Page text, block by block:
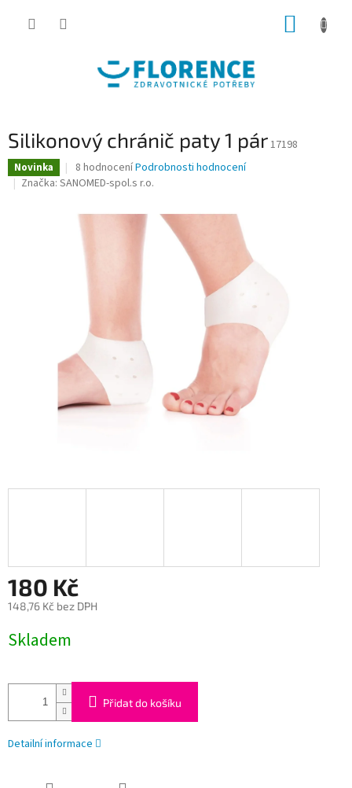
Silikonový chránič paty 1 pár17198
Novinka
Průměrné
hodnocení
je
4,6
8 hodnoceníPodrobnosti hodnocení
Značka: SANOMED-spol.s r.o.
180 Kč
148,76 Kč bez DPH
cena:
Skladem
Přidat do košíku
Detailní informace